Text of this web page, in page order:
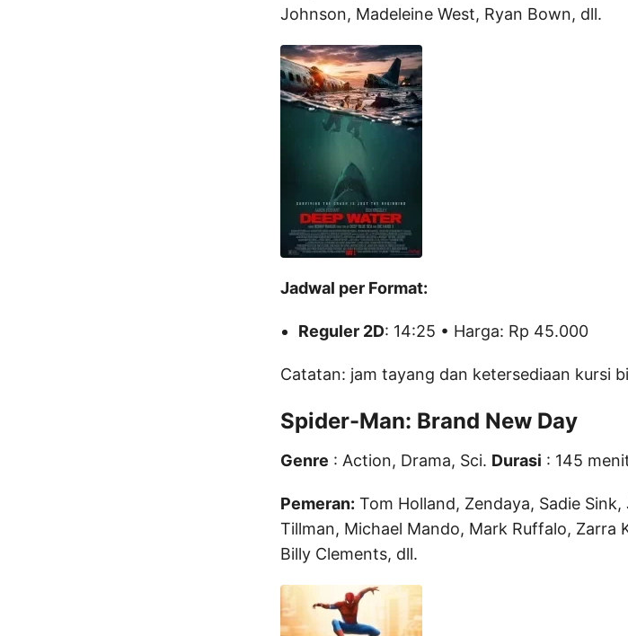
Johnson, Madeleine West, Ryan Bown, dll.
Jadwal per Format:
Reguler 2D: 14:25 • Harga: Rp 45.000
Catatan: jam tayang dan ketersediaan kursi
Spider-Man: Brand New Day
Genre : Action, Drama, Sci. Durasi : 145
Pemeran: Tom Holland, Zendaya, Sadie
Tillman, Michael Mando, Mark Ruffalo, Zarra
Billy Clements, dll.